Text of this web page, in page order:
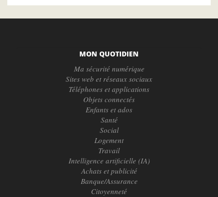
MON QUOTIDIEN
Ma sécurité numérique
Sites web et réseaux sociaux
Téléphones et applications
Objets connectés
Enfants et ados
Santé
Social
Logement
Travail
Intelligence artificielle (IA)
Achats et publicité
Banque/Assurance
Citoyenneté